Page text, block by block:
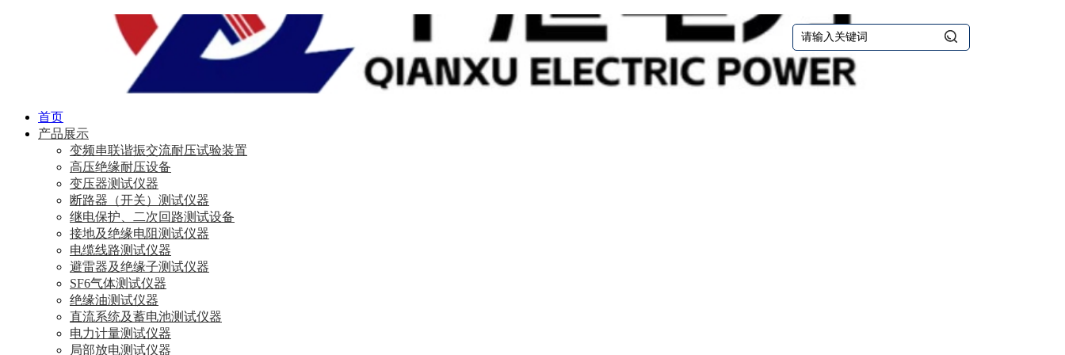
首页
产品展示
变频串联谐振交流耐压试验装置
高压绝缘耐压设备
变压器测试仪器
断路器（开关）测试仪器
继电保护、二次回路测试设备
接地及绝缘电阻测试仪器
电缆线路测试仪器
避雷器及绝缘子测试仪器
SF6气体测试仪器
绝缘油测试仪器
直流系统及蓄电池测试仪器
电力计量测试仪器
局部放电测试仪器